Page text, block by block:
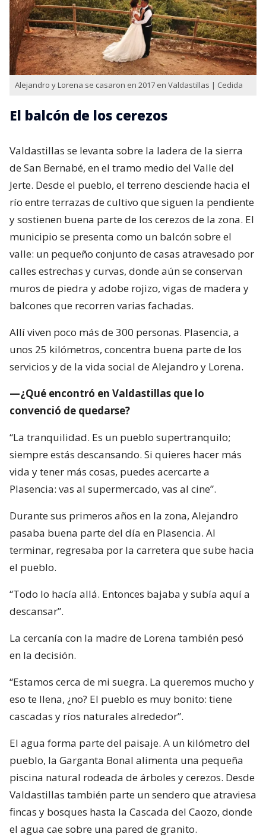
Alejandro y Lorena se casaron en 2017 en Valdastillas | Cedida
El balcón de los cerezos
Valdastillas se levanta sobre la ladera de la sierra
de San Bernabé, en el tramo medio del Valle del
Jerte. Desde el pueblo, el terreno desciende hacia el
río entre terrazas de cultivo que siguen la pendiente
y sostienen buena parte de los cerezos de la zona. El
municipio se presenta como un balcón sobre el
valle: un pequeño conjunto de casas atravesado por
calles estrechas y curvas, donde aún se conservan
muros de piedra y adobe rojizo, vigas de madera y
balcones que recorren varias fachadas.
Allí viven poco más de 300 personas. Plasencia, a
unos 25 kilómetros, concentra buena parte de los
servicios y de la vida social de Alejandro y Lorena.
—¿Qué encontró en Valdastillas que lo
convenció de quedarse?
“La tranquilidad. Es un pueblo supertranquilo;
siempre estás descansando. Si quieres hacer más
vida y tener más cosas, puedes acercarte a
Plasencia: vas al supermercado, vas al cine”.
Durante sus primeros años en la zona, Alejandro
pasaba buena parte del día en Plasencia. Al
terminar, regresaba por la carretera que sube hacia
el pueblo.
“Todo lo hacía allá. Entonces bajaba y subía aquí a
descansar”.
La cercanía con la madre de Lorena también pesó
en la decisión.
“Estamos cerca de mi suegra. La queremos mucho y
eso te llena, ¿no? El pueblo es muy bonito: tiene
cascadas y ríos naturales alrededor”.
El agua forma parte del paisaje. A un kilómetro del
pueblo, la Garganta Bonal alimenta una pequeña
piscina natural rodeada de árboles y cerezos. Desde
Valdastillas también parte un sendero que atraviesa
fincas y bosques hasta la Cascada del Caozo, donde
el agua cae sobre una pared de granito.